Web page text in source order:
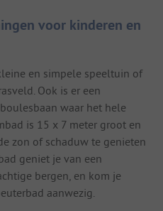
voor kinderen en
en simpele speeltuin of
Ook is er een
waar het hele
is 15 x 7 meter groot en
zon of schaduw te genieten
geniet je van een
bergen, en kom je
aanwezig.